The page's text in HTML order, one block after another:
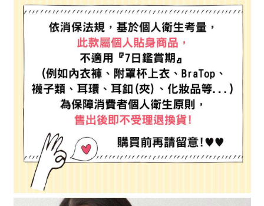
帳／街口支付／iPASS MONEY」等通路繳費。
【注意事項】
1.本服務係由「台灣大哥大股份有限公司」（以下簡稱本公司）所提供，讓
用戶於交易時，得透過本服務購買商品或服務，並由商店將買賣／分期付款
買賣價金債權讓與本公司後，依約使用本公司帳單繳交帳款。
2.基於同意付款使用「大哥付你分期」之契約關係目的，商店將以您的個人
資料（包含姓名、電話或地址）提供予台灣大哥大進項蒐集、處理及利用，
由本公司與您本人進行分期帳單所需資料之確認、核對及更正。
3.完整用戶服務條款，請詳閱以下連結：
https://oppay.tw/userRule
２．訂單成立數日內，您將收到繳費通知簡訊。
３．收到繳費通知簡訊後14天內，點擊此簡訊中的連結，可透過四大超商／
ATM／網路銀行／等多元方式進行付款，方視為交易完成。
※ 請注意：結帳手續完成當下不需立刻繳費，但若您需要取消訂單，請聯絡
購買商品的店家。未經商家同意取消之訂單仍視為有效，需透過AFTEE先享
※ 交易是否成功請以「AFTEE先享後付 」之結帳頁面顯示為準，若有關於
是否繳費成功／繳費後需取消欲退款等相關疑問，請聯繫「AFTEE先享後付
客戶支援中心」https://netprotections.freshdesk.com/support/home
【注意事項】
１．透過由恩沛科技股份有限公司提供之「AFTEE先享後付」服務完成之交
易，需依本服務之必要範圍內提供個人資料，並將交易相關給付款項請求債
權轉讓予恩沛科技股份有限公司。
２．關於個人資料處理事宜，請瀏覽以下網址：https://aftee.tw/terms/#terms3
３．未成年的使用者請事先徵得法定代理人或監護人之同意方可使用
「AFTEE先享後付」，若未經同意申辦者引起之損失，本公司不負相關責
４．使用「AFTEE先享後付」時，將依據個別帳號之用戶狀況，依本公司即
7-11 取貨付款
每筆NT$80，滿NT$1,500(含以上)免運費
每筆NT$80，滿NT$1,500(含以上)免運費
每筆NT$80，滿NT$1,500(含以上)免運費